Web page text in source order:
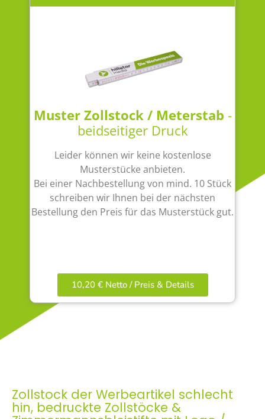
Muster Zollstock / Meterstab -
beidseitiger Druck
Leider können wir keine kostenlose
Musterstücke anbieten.
Bei einer Nachbestellung von mind. 10 Stück
schreiben wir Ihnen bei der nächsten
Bestellung den Preis für das Musterstück gut.
10,20 € Netto / Preis & Details
Zollstock der Werbeartikel schlecht
hin, bedruckte Zollstöcke &